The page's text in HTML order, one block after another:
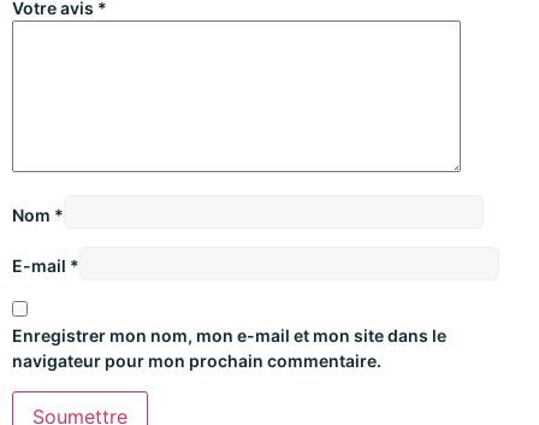
Votre avis *
Nom *
E-mail *
Enregistrer mon nom, mon e-mail et mon site dans le
navigateur pour mon prochain commentaire.